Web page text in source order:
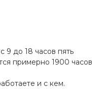
9 до 18 часов пять
примерно 1900 часов
и с кем.